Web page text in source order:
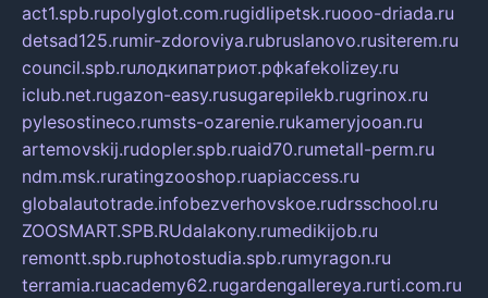
act1.spb.rupolyglot.com.rugidlipetsk.ruooo-driada.ru
detsad125.rumir-zdoroviya.rubruslanovo.rusiterem.ru
council.spb.ruлодкипатриот.рфkafekolizey.ru
iclub.net.rugazon-easy.rusugarepilekb.rugrinox.ru
pylesostineco.rumsts-ozarenie.rukameryjooan.ru
artemovskij.rudopler.spb.ruaid70.rumetall-perm.ru
ndm.msk.ruratingzooshop.ruapiaccess.ru
globalautotrade.infobezverhovskoe.rudrsschool.ru
ZOOSMART.SPB.RUdalakony.rumedikijob.ru
remontt.spb.ruphotostudia.spb.rumyragon.ru
terramia.ruacademy62.rugardengallereya.rurti.com.ru